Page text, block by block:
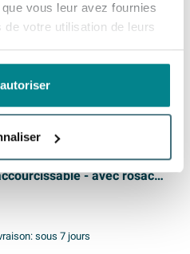
vous leur avez fournies
votre utilisation de leurs
sous 7 jours
99
Calvi bec - bec de
- G1/2 -
- avec rosace -
sous 7 jours